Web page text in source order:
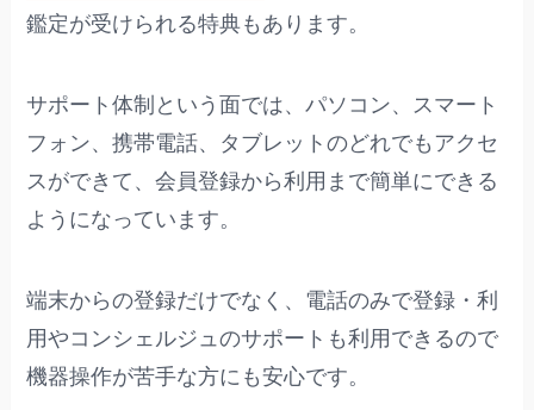
鑑定が受けられる特典もあります。
サポート体制という面では、パソコン、スマート
フォン、携帯電話、タブレットのどれでもアクセ
スができて、会員登録から利用まで簡単にできる
ようになっています。
端末からの登録だけでなく、電話のみで登録・利
用やコンシェルジュのサポートも利用できるので
機器操作が苦手な方にも安心です。